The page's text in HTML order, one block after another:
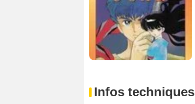
Infos techniques